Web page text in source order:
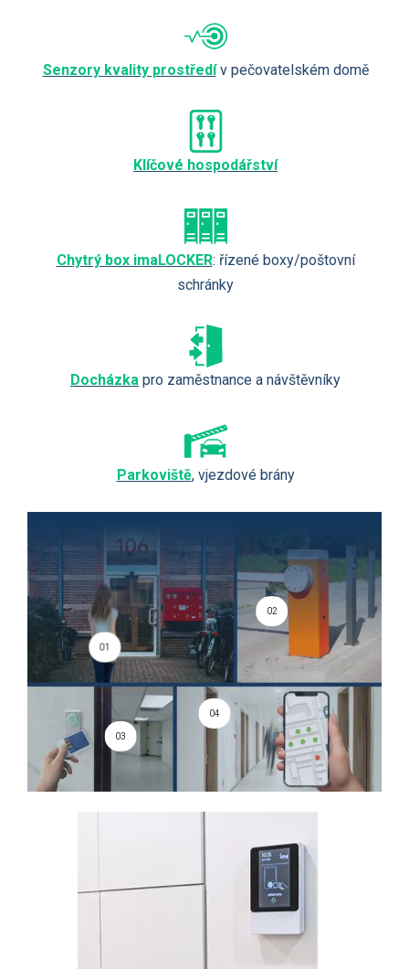
01
02
03
04
Senzory kvality prostředív pečovatelském domě
Klíčové hospodářství
Chytrý box imaLOCKER: řízené boxy/poštovní
schránky
Docházka pro zaměstnance a návštěvníky
Parkoviště, vjezdové brány